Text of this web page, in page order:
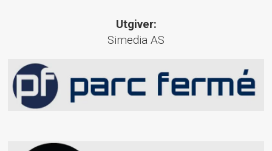
Utgiver:
Simedia AS